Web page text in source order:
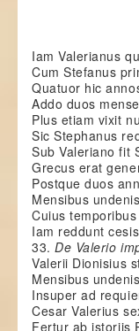
Iam Valerianus
Cum Stefanus
Quatuor hic
Addo duos
Plus etiam vixit
Sic Stephanus
Sub Valeriano fit
Grecus erat
Postque duos
Mensibus
Cuius
Iam reddunt
33.De Valerio
Valerii Dionisius
Mensibus
Insuper ad
Cesar Valerius
Fertur ab istoriis